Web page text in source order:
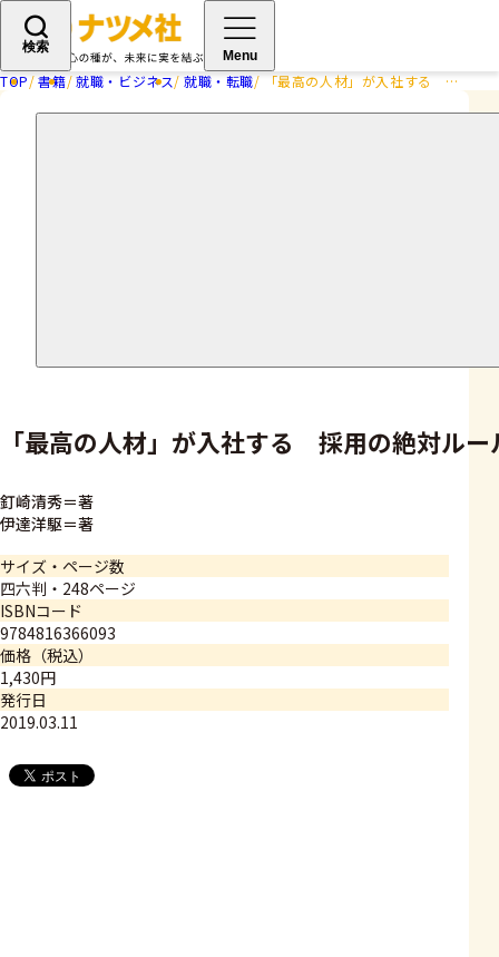
検索
Menu
TOP 書籍 就職・ビジネス 就職・転職 「最高の人材」が入社する 採用の絶対ルール
「最高の人材」が入社する 採用の絶対ルー
釘崎清秀＝著
伊達洋駆＝著
サイズ・ページ数
四六判・248ページ
ISBNコード
9784816366093
価格（税込）
1,430円
発行日
2019.03.11